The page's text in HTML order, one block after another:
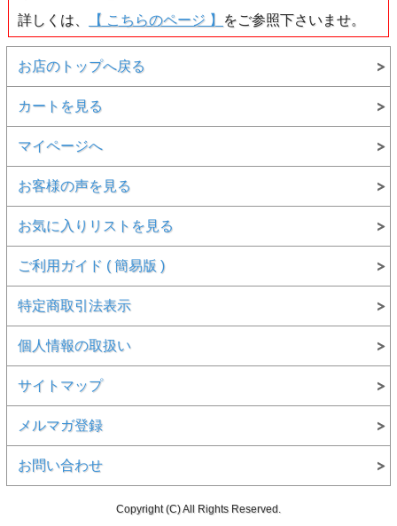
詳しくは、
【 こちらのページ 】 をご参照下さいませ。
お店のトップへ戻る
カートを見る
マイページへ
お客様の声を見る
お気に入りリストを見る
ご利用ガイド ( 簡易版 )
特定商取引法表示
個人情報の取扱い
サイトマップ
メルマガ登録
お問い合わせ
Copyright (C) All Rights Reserved.